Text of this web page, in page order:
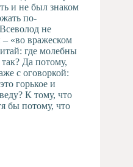
и не был знаком
по-
не
– «во вражеском
где молебны
Да потому,
с оговоркой:
горькое и
К тому, что
бы потому, что